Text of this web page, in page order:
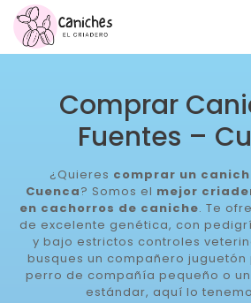
Comprar
Fuentes –
¿Quieres comprar un
Cuenca? Somos el mejor
en cachorros de caniche. Te
de excelente genética, con
y bajo estrictos controles
busques un compañero juguetón
perro de compañía pequeño o
estándar, aquí lo